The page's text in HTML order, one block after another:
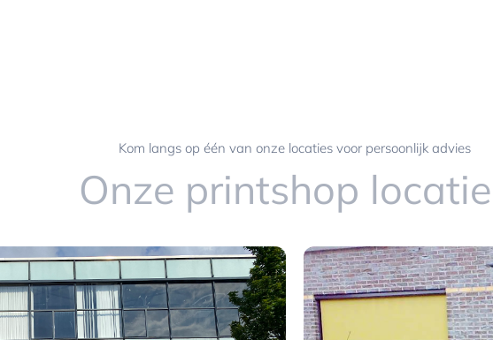
Kom langs op één van onze locaties voor persoonlijk advies
Onze printshop